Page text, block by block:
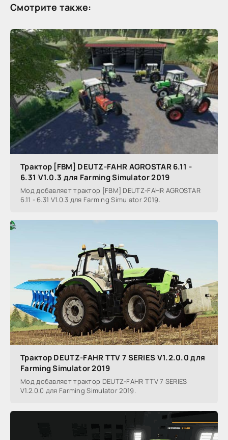
Смотрите также:
Трактор [FBM] DEUTZ-FAHR AGROSTAR 6.11 -
6.31 V1.0.3 для Farming Simulator 2019
Мод добавляет трактор [FBM] DEUTZ-FAHR AGROSTAR
6.11 - 6.31 V1.0.3 для Farming Simulator 2019.
Трактор DEUTZ-FAHR TTV 7 SERIES V1.2.0.0 для
Farming Simulator 2019
Мод добавляет трактор DEUTZ-FAHR TTV 7 SERIES
V1.2.0.0 для Farming Simulator 2019.